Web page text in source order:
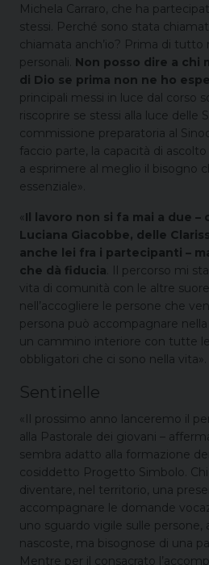
Michela Carraro, che ha
stessi. Perché sono stata
chiamata anch’io? Prima di tutto
personali. Non posso dire a chi
di Dio se prima non ne ho
principali messi in luce dal corso
riscoprire se stessi alla luce delle
commissione preparatoria al
faccio parte, la capacità di
a esprimere al meglio il bisogno
essenziale».
Il lavoro non si fa mai a due –
Luciana Giacobbe, delle
anche lei fra i partecipanti –
che dà fiducia . Il percorso mi
vita di comunità con le altre
nell’accogliere le persone che
persona può accompagnare
un cammino interiore con tutte
obbligatori che ci sono nella vita».
Sentinelle
«Il prossimo anno lanceremo il
alla Pastorale dei giovani –
sembra adatto alla formazione
cosiddetto Progetto Simbolo.
diventare, nel territorio, una
accompagnare le domande
uno sguardo vigile sulle persone,
nascoste, ma bisognose di una
Mentre per il consacrato